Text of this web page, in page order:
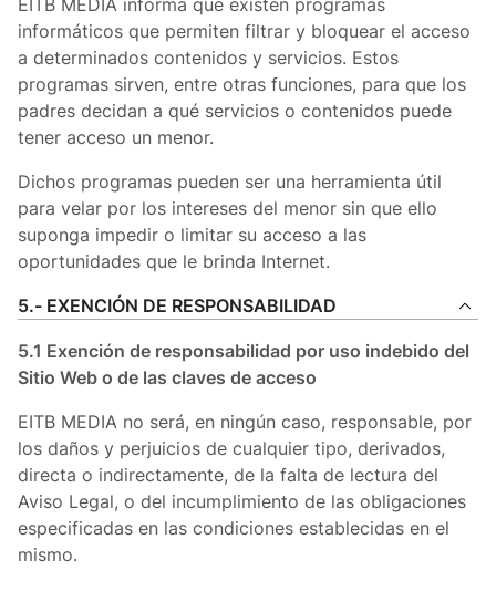
EITB MEDIA informa que existen programas
informáticos que permiten filtrar y bloquear el acceso
a determinados contenidos y servicios. Estos
programas sirven, entre otras funciones, para que los
padres decidan a qué servicios o contenidos puede
tener acceso un menor.
Dichos programas pueden ser una herramienta útil
para velar por los intereses del menor sin que ello
suponga impedir o limitar su acceso a las
oportunidades que le brinda Internet.
5.- EXENCIÓN DE RESPONSABILIDAD
5.1 Exención de responsabilidad por uso indebido del
Sitio Web o de las claves de acceso
EITB MEDIA no será, en ningún caso, responsable, por
los daños y perjuicios de cualquier tipo, derivados,
directa o indirectamente, de la falta de lectura del
Aviso Legal, o del incumplimiento de las obligaciones
especificadas en las condiciones establecidas en el
mismo.